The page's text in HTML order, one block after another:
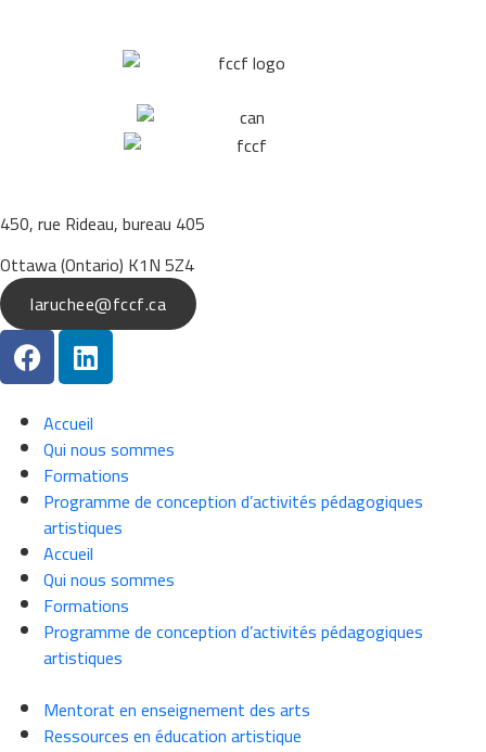
450, rue Rideau, bureau 405
Ottawa (Ontario) K1N 5Z4
laruchee@fccf.ca
Accueil
Qui nous sommes
Formations
Programme de conception d’activités pédagogiques
artistiques
Accueil
Qui nous sommes
Formations
Programme de conception d’activités pédagogiques
artistiques
Mentorat en enseignement des arts
Ressources en éducation artistique